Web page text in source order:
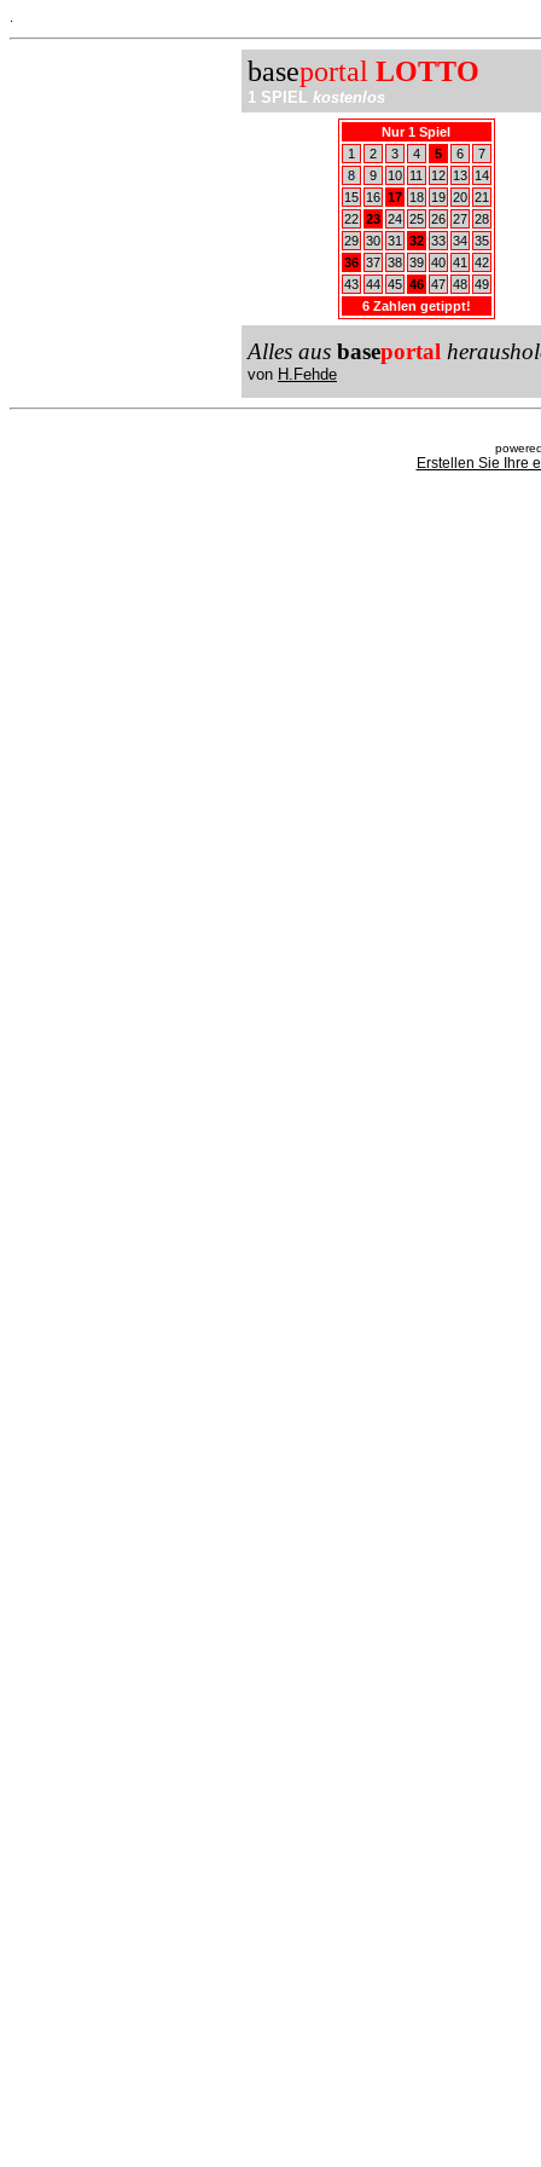
baseportal LOTTO
1 SPIEL kostenlos
Nur 1 Spiel
1
2 3 4 5 6
7
8
9 10 11 12 13
14
15
16 17 18 19 20 21
22 23 24 25 26 27 28
29 30 31 32 33 34 35
36 37 38 39 40 41
42
43 44 45 46 47 48 49
6 Zahlen getippt!
Alles aus baseportal
von H.Fehde
Erstellen Sie Ihre